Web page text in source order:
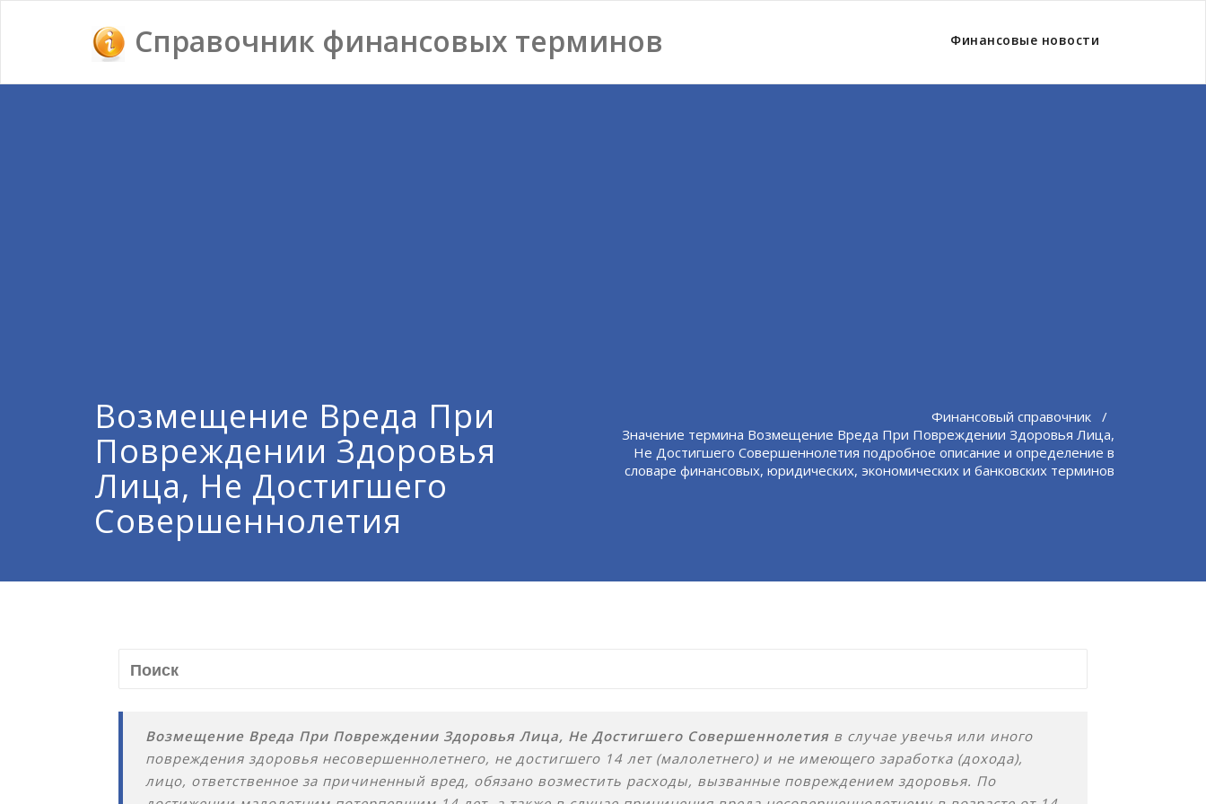
Справочник финансовых терминов Финансовые новости
Возмещение Вреда При
Повреждении Здоровья
Лица, Не Достигшего
Совершеннолетия
Финансовый справочник /
Значение термина Возмещение Вреда При Повреждении Здоровья Лица,
Не Достигшего Совершеннолетия подробное описание и определение в
словаре финансовых, юридических, экономических и банковских терминов
Возмещение Вреда При Повреждении Здоровья Лица, Не Достигшего Совершеннолетияв случае увечья или иного
повреждения здоровья несовершеннолетнего, не достигшего 14 лет (малолетнего) и не имеющего заработка (дохода),
лицо, ответственное за причиненный вред, обязано возместить расходы, вызванные повреждением здоровья. По